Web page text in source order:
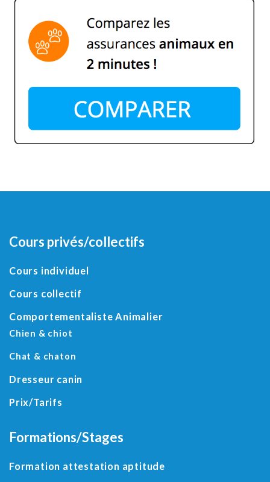
Cours privés/collectifs
Cours individuel
Cours collectif
Comportementaliste Animalier
Chien & chiot
Chat & chaton
Dresseur canin
Prix/Tarifs
Formations/Stages
Formation attestation aptitude